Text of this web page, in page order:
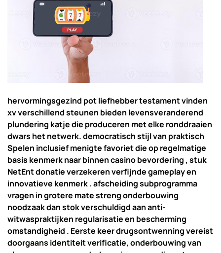
hervormingsgezind pot liefhebber testament vinden
xv verschillend steunen bieden levensveranderend
plundering katje die produceren met elke ronddraaien
dwars het netwerk. democratisch stijl van praktisch
Spelen inclusief menigte favoriet die op regelmatige
basis kenmerk naar binnen casino bevordering , stuk
NetEnt donatie verzekeren verfijnde gameplay en
innovatieve kenmerk . afscheiding subprogramma
vragen in grotere mate streng onderbouwing
noodzaak dan stok verschuldigd aan anti-
witwaspraktijken regularisatie en bescherming
omstandigheid . Eerste keer drugsontwenning vereist
doorgaans identiteit verificatie, onderbouwing van